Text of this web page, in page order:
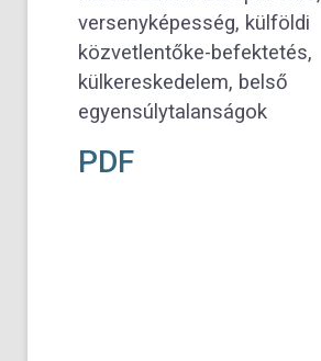
versenyképesség, külföldi
közvetlentőke-befektetés,
külkereskedelem, belső
egyensúlytalanságok
PDF